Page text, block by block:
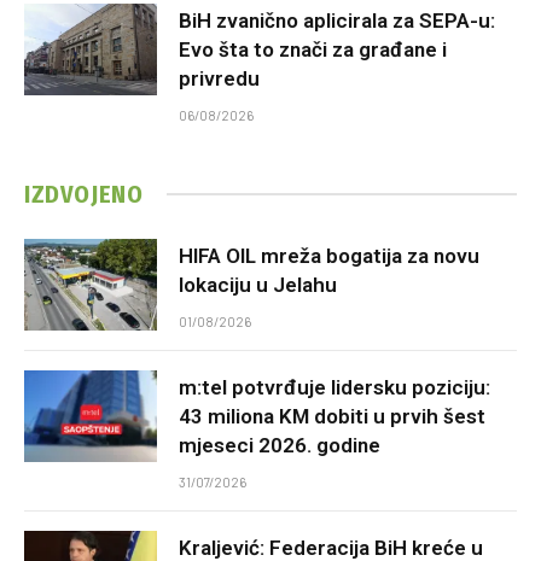
BiH zvanično aplicirala za SEPA-u:
Evo šta to znači za građane i
privredu
06/08/2026
IZDVOJENO
HIFA OIL mreža bogatija za novu
lokaciju u Jelahu
01/08/2026
m:tel potvrđuje lidersku poziciju:
43 miliona KM dobiti u prvih šest
mjeseci 2026. godine
31/07/2026
Kraljević: Federacija BiH kreće u